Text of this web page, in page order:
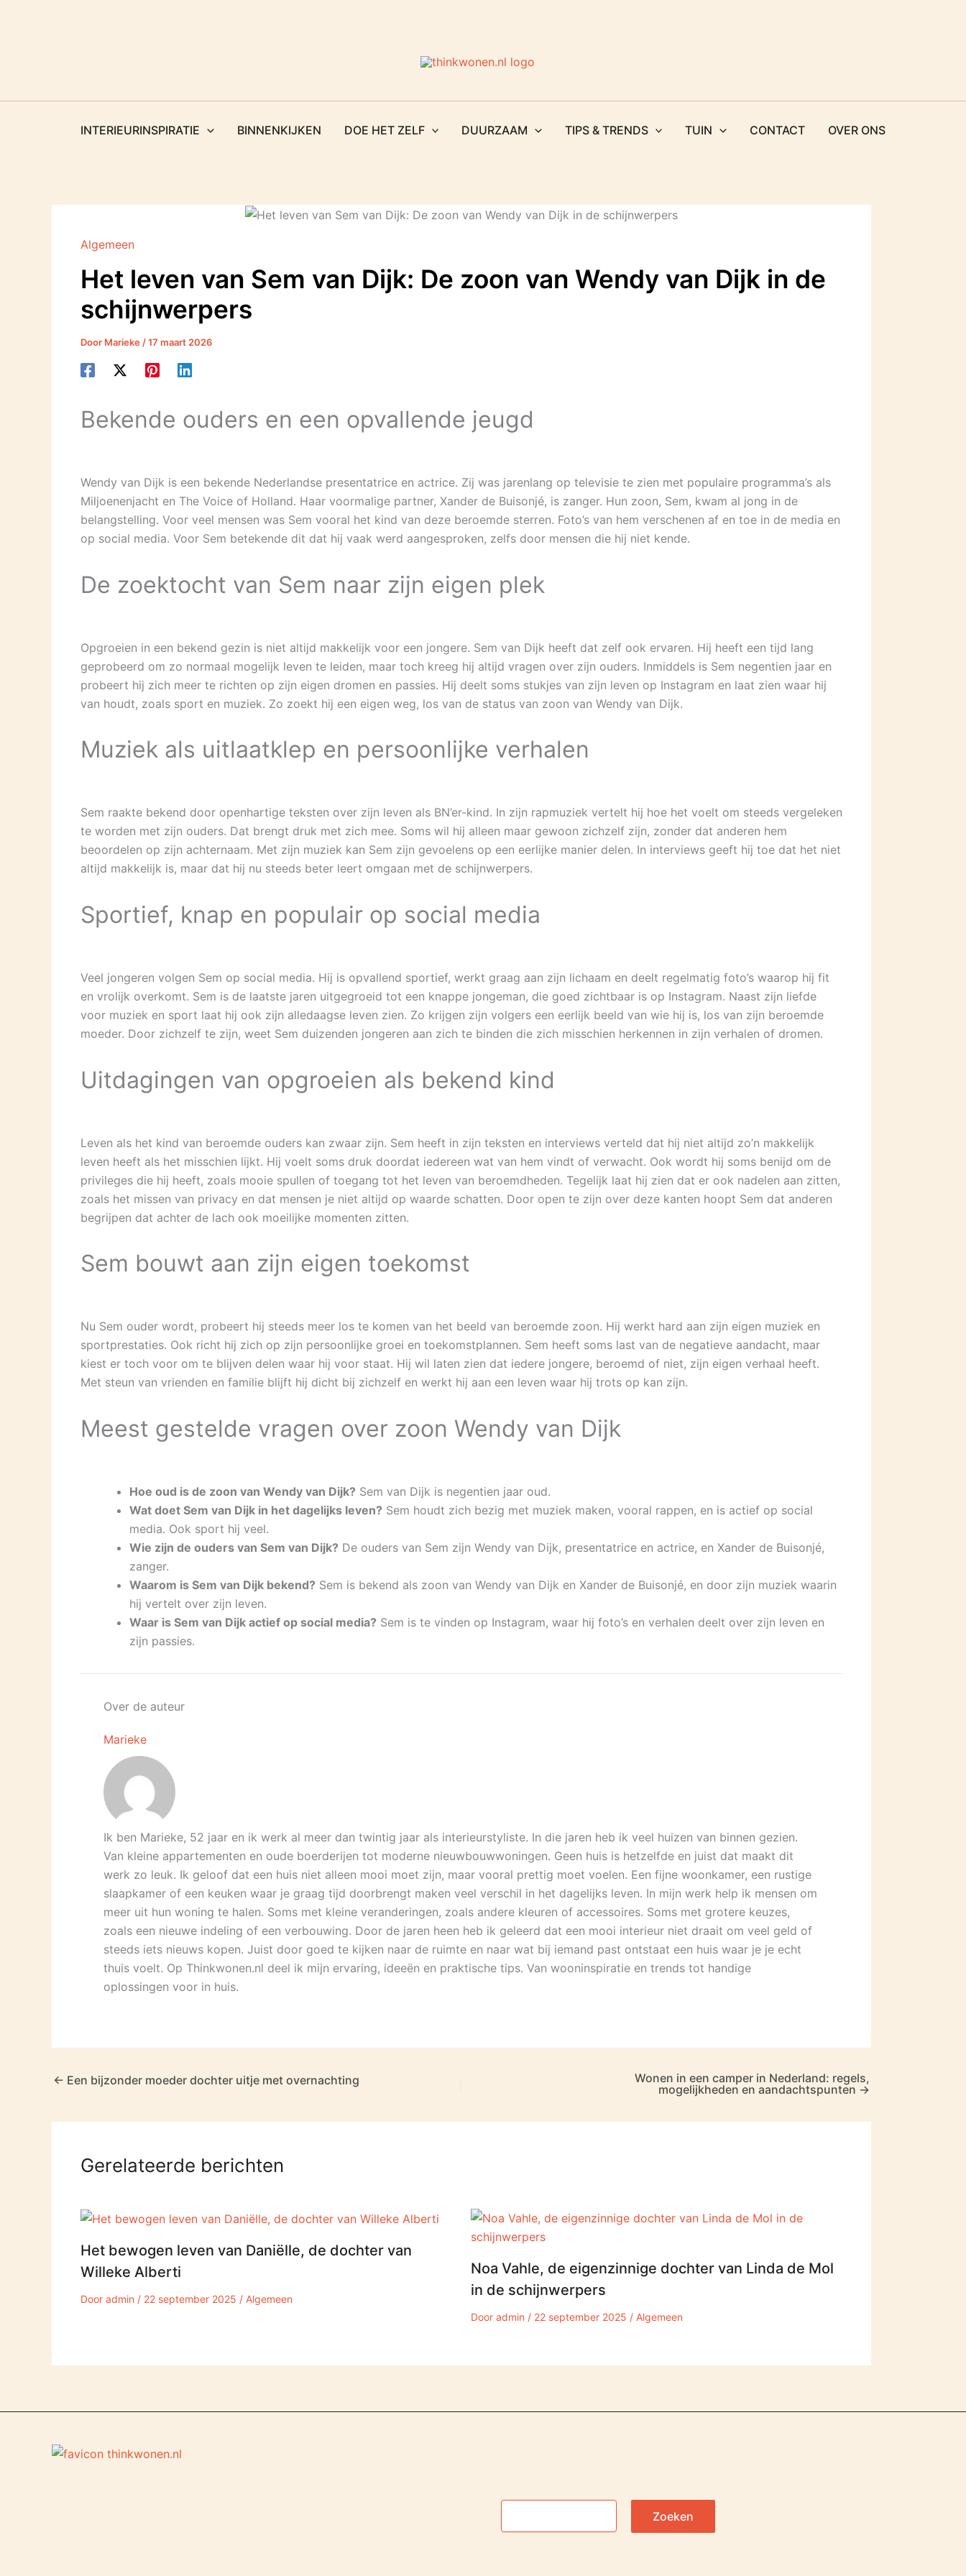
INTERIEURINSPIRATIE BINNENKIJKEN DOE HET ZELF DUURZAAM TIPS & TRENDS TUIN CONTACT OVER ONS
Algemeen
Het leven van Sem van Dijk: De zoon van Wendy van Dijk in de
schijnwerpers
Door Marieke/17 maart 2026
Bekende ouders en een opvallende jeugd
Wendy van Dijk is een bekende Nederlandse presentatrice en actrice. Zij was jarenlang op televisie te zien met populaire programma’s als
Miljoenenjacht en The Voice of Holland. Haar voormalige partner, Xander de Buisonjé, is zanger. Hun zoon, Sem, kwam al jong in de
belangstelling. Voor veel mensen was Sem vooral het kind van deze beroemde sterren. Foto’s van hem verschenen af en toe in de media en
op social media. Voor Sem betekende dit dat hij vaak werd aangesproken, zelfs door mensen die hij niet kende.
De zoektocht van Sem naar zijn eigen plek
Opgroeien in een bekend gezin is niet altijd makkelijk voor een jongere. Sem van Dijk heeft dat zelf ook ervaren. Hij heeft een tijd lang
geprobeerd om zo normaal mogelijk leven te leiden, maar toch kreeg hij altijd vragen over zijn ouders. Inmiddels is Sem negentien jaar en
probeert hij zich meer te richten op zijn eigen dromen en passies. Hij deelt soms stukjes van zijn leven op Instagram en laat zien waar hij
van houdt, zoals sport en muziek. Zo zoekt hij een eigen weg, los van de status van zoon van Wendy van Dijk.
Muziek als uitlaatklep en persoonlijke verhalen
Sem raakte bekend door openhartige teksten over zijn leven als BN’er-kind. In zijn rapmuziek vertelt hij hoe het voelt om steeds vergeleken
te worden met zijn ouders. Dat brengt druk met zich mee. Soms wil hij alleen maar gewoon zichzelf zijn, zonder dat anderen hem
beoordelen op zijn achternaam. Met zijn muziek kan Sem zijn gevoelens op een eerlijke manier delen. In interviews geeft hij toe dat het niet
altijd makkelijk is, maar dat hij nu steeds beter leert omgaan met de schijnwerpers.
Sportief, knap en populair op social media
Veel jongeren volgen Sem op social media. Hij is opvallend sportief, werkt graag aan zijn lichaam en deelt regelmatig foto’s waarop hij fit
en vrolijk overkomt. Sem is de laatste jaren uitgegroeid tot een knappe jongeman, die goed zichtbaar is op Instagram. Naast zijn liefde
voor muziek en sport laat hij ook zijn alledaagse leven zien. Zo krijgen zijn volgers een eerlijk beeld van wie hij is, los van zijn beroemde
moeder. Door zichzelf te zijn, weet Sem duizenden jongeren aan zich te binden die zich misschien herkennen in zijn verhalen of dromen.
Uitdagingen van opgroeien als bekend kind
Leven als het kind van beroemde ouders kan zwaar zijn. Sem heeft in zijn teksten en interviews verteld dat hij niet altijd zo’n makkelijk
leven heeft als het misschien lijkt. Hij voelt soms druk doordat iedereen wat van hem vindt of verwacht. Ook wordt hij soms benijd om de
privileges die hij heeft, zoals mooie spullen of toegang tot het leven van beroemdheden. Tegelijk laat hij zien dat er ook nadelen aan zitten,
zoals het missen van privacy en dat mensen je niet altijd op waarde schatten. Door open te zijn over deze kanten hoopt Sem dat anderen
begrijpen dat achter de lach ook moeilijke momenten zitten.
Sem bouwt aan zijn eigen toekomst
Nu Sem ouder wordt, probeert hij steeds meer los te komen van het beeld van beroemde zoon. Hij werkt hard aan zijn eigen muziek en
sportprestaties. Ook richt hij zich op zijn persoonlijke groei en toekomstplannen. Sem heeft soms last van de negatieve aandacht, maar
kiest er toch voor om te blijven delen waar hij voor staat. Hij wil laten zien dat iedere jongere, beroemd of niet, zijn eigen verhaal heeft.
Met steun van vrienden en familie blijft hij dicht bij zichzelf en werkt hij aan een leven waar hij trots op kan zijn.
Meest gestelde vragen over zoon Wendy van Dijk
Hoe oud is de zoon van Wendy van Dijk? Sem van Dijk is negentien jaar oud.
Wat doet Sem van Dijk in het dagelijks leven? Sem houdt zich bezig met muziek maken, vooral rappen, en is actief op social
media. Ook sport hij veel.
Wie zijn de ouders van Sem van Dijk? De ouders van Sem zijn Wendy van Dijk, presentatrice en actrice, en Xander de Buisonjé,
zanger.
Waarom is Sem van Dijk bekend? Sem is bekend als zoon van Wendy van Dijk en Xander de Buisonjé, en door zijn muziek waarin
hij vertelt over zijn leven.
Waar is Sem van Dijk actief op social media? Sem is te vinden op Instagram, waar hij foto’s en verhalen deelt over zijn leven en
zijn passies.
Over de auteur
Marieke
Ik ben Marieke, 52 jaar en ik werk al meer dan twintig jaar als interieurstyliste. In die jaren heb ik veel huizen van binnen gezien.
Van kleine appartementen en oude boerderijen tot moderne nieuwbouwwoningen. Geen huis is hetzelfde en juist dat maakt dit
werk zo leuk. Ik geloof dat een huis niet alleen mooi moet zijn, maar vooral prettig moet voelen. Een fijne woonkamer, een rustige
slaapkamer of een keuken waar je graag tijd doorbrengt maken veel verschil in het dagelijks leven. In mijn werk help ik mensen om
meer uit hun woning te halen. Soms met kleine veranderingen, zoals andere kleuren of accessoires. Soms met grotere keuzes,
zoals een nieuwe indeling of een verbouwing. Door de jaren heen heb ik geleerd dat een mooi interieur niet draait om veel geld of
steeds iets nieuws kopen. Juist door goed te kijken naar de ruimte en naar wat bij iemand past ontstaat een huis waar je je echt
thuis voelt. Op Thinkwonen.nl deel ik mijn ervaring, ideeën en praktische tips. Van wooninspiratie en trends tot handige
oplossingen voor in huis.
← Een bijzonder moeder dochter uitje met overnachting
Wonen in een camper in Nederland: regels,
mogelijkheden en aandachtspunten →
Gerelateerde berichten
Het bewogen leven van Daniëlle, de dochter van
Willeke Alberti
Door admin / 22 september 2025 / Algemeen
Noa Vahle, de eigenzinnige dochter van Linda de Mol
in de schijnwerpers
Door admin / 22 september 2025 / Algemeen
Zoeken